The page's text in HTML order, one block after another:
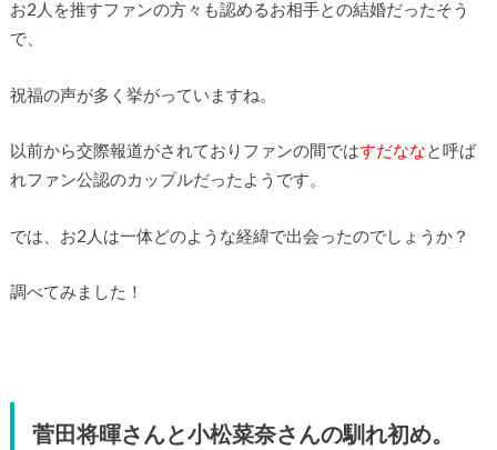
お2人を推すファンの方々も認めるお相手との結婚だったそう
で、
祝福の声が多く挙がっていますね。
以前から交際報道がされておりファンの間ではすだななと呼ば
れファン公認のカップルだったようです。
では、お2人は一体どのような経緯で出会ったのでしょうか？
調べてみました！
菅田将暉さんと小松菜奈さんの馴れ初め。